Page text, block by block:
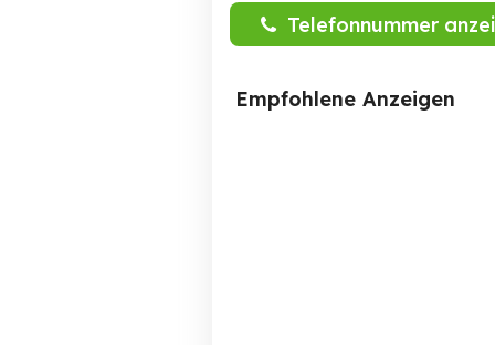
Telefonnummer
Empfohlene Anzeigen